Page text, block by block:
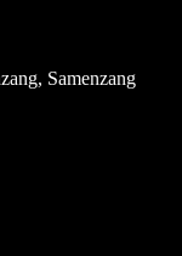
Samenzang